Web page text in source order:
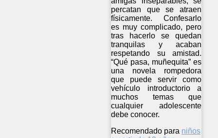
percatan que se atraen
físicamente. Confesarlo
es muy complicado, pero
tras hacerlo se quedan
tranquilas y acaban
respetando su amistad.
“Qué pasa, muñequita” es
una novela rompedora
que puede servir como
vehículo introductorio a
muchos temas que
cualquier adolescente
debe conocer.
Recomendado para niños